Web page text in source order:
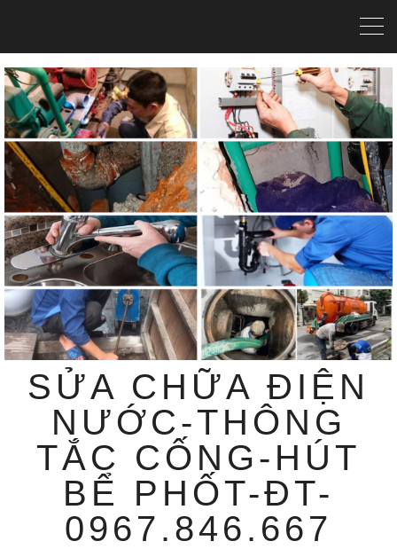
SỬA CHỮA ĐIỆN
NƯỚC-THÔNG
TẮC CỐNG-HÚT
BỂ PHỐT-ĐT-
0967.846.667